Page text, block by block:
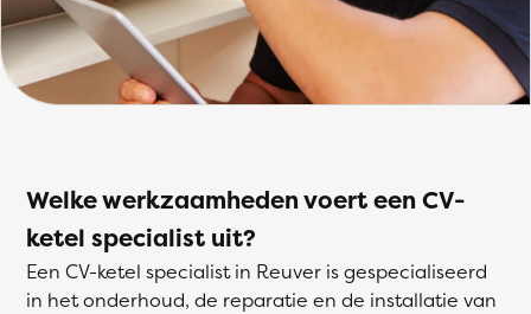
Welke werkzaamheden voert een CV-
ketel specialist uit?
Een CV-ketel specialist in Reuver is gespecialiseerd
in het onderhoud, de reparatie en de installatie van